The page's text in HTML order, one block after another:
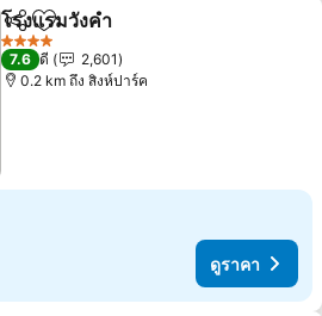
แชร์ เพิ่มในรายการโปรด
โรงแรมวังคำ
4 ดาว
7.6 ดี
2,601
0.2 km ถึง สิงห์ปาร์ค
ดูราคา